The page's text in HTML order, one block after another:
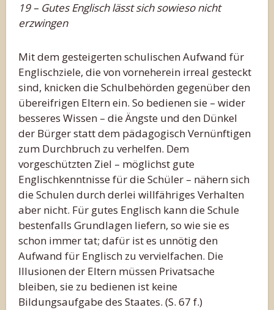
19 – Gutes Englisch lässt sich sowieso nicht
erzwingen
Mit dem gesteigerten schulischen Aufwand für
Englischziele, die von vorneherein irreal gesteckt
sind, knicken die Schulbehörden gegenüber den
übereifrigen Eltern ein. So bedienen sie – wider
besseres Wissen – die Ängste und den Dünkel
der Bürger statt dem pädagogisch Vernünftigen
zum Durchbruch zu verhelfen. Dem
vorgeschützten Ziel – möglichst gute
Englischkenntnisse für die Schüler – nähern sich
die Schulen durch derlei willfähriges Verhalten
aber nicht. Für gutes Englisch kann die Schule
bestenfalls Grundlagen liefern, so wie sie es
schon immer tat; dafür ist es unnötig den
Aufwand für Englisch zu vervielfachen. Die
Illusionen der Eltern müssen Privatsache
bleiben, sie zu bedienen ist keine
Bildungsaufgabe des Staates. (S. 67 f.)